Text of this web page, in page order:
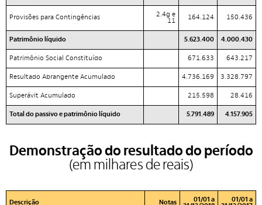
Provisões para Contingências
2.4g e
11
164.124 150.436
Patrimônio líquido 5.623.400 4.000.430
Patrimônio Social Constituído 671.633 643.217
Resultado Abrangente Acumulado 4.736.169 3.328.797
Superávit Acumulado 215.598 28.416
Total do passivo e patrimônio líquido 5.791.489 4.157.905
Demonstração do resultado do período
(em milhares de reais)
Descrição Notas
01/01 a
01/01 a